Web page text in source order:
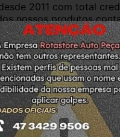
2011 com total
nossos produtos
nossas peças são
veículos baixado
pergunta ou compra.
o quanto antes, caso o
loja física também
a equipe Rotasul e